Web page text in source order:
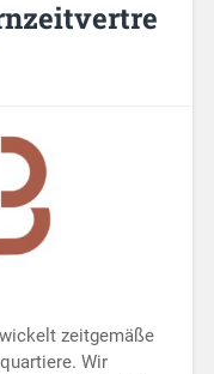
zeitgemäße
Wir